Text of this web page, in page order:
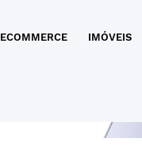
ECOMMERCE IMÓVEIS